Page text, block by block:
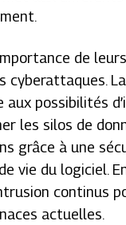
de
cyberattaques.
possibilités
les silos de
grâce à une
vie du logiciel.
continus
actuelles.